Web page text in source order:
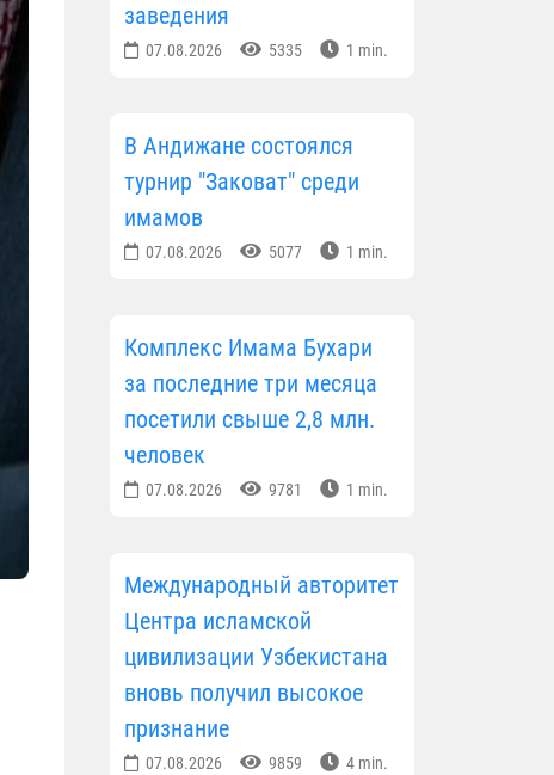
заведения
07.08.2026 5335 1 min.
В Андижане состоялся
турнир "Заковат" среди
имамов
07.08.2026 5077 1 min.
Комплекс Имама Бухари
за последние три месяца
посетили свыше 2,8 млн.
человек
07.08.2026 9781 1 min.
Международный авторитет
Центра исламской
цивилизации Узбекистана
вновь получил высокое
признание
07.08.2026 9859 4 min.